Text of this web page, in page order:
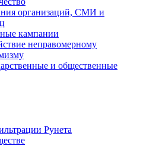
организаций, СМИ и
кампании
неправомерному
и общественные
Рунета